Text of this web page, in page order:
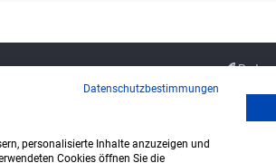
Partner
Datenschutzbestimmungen
personalisierte Inhalte anzuzeigen und
Cookies öffnen Sie die